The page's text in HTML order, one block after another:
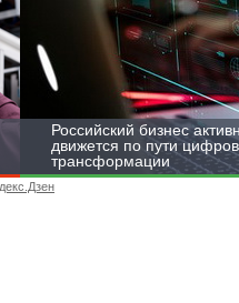
Российский бизнес
движется по пути
трансформации